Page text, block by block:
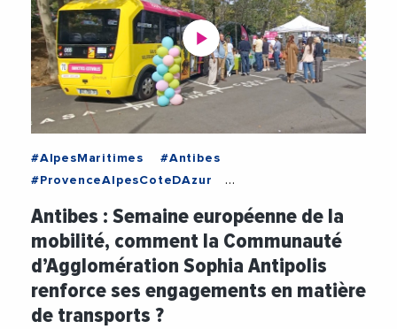
#AlpesMaritimes
#Antibes
#ProvenceAlpesCoteDAzur
#JeanLeonetti
#Mobilite
#SophiaAntipolis
#TransitionEcologique
#Transports #Videos
Antibes : Semaine européenne de la
mobilité, comment la Communauté
d’Agglomération Sophia Antipolis
renforce ses engagements en matière
de transports ?